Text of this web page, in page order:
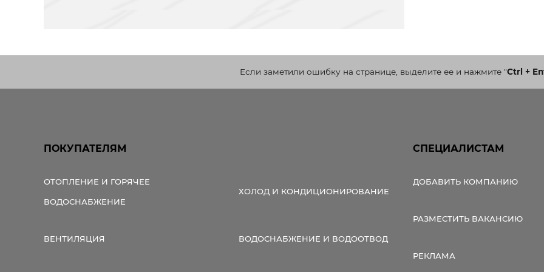
Если заметили ошибку на странице, выделите ее и нажмите"Ctrl +
ПОКУПАТЕЛЯМ
ОТОПЛЕНИЕ И ГОРЯЧЕЕ
ВОДОСНАБЖЕНИЕ
ХОЛОД И КОНДИЦИОНИРОВАНИЕ
ВЕНТИЛЯЦИЯ ВОДОСНАБЖЕНИЕ И ВОДООТВОД
СПЕЦИАЛИСТАМ
ДОБАВИТЬ КОМПАНИЮ
РАЗМЕСТИТЬ ВАКАНСИЮ
РЕКЛАМА